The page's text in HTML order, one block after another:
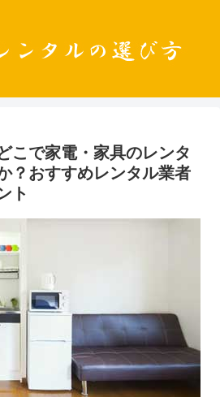
こで家電・家具のレンタ
？おすすめレンタル業者
ト